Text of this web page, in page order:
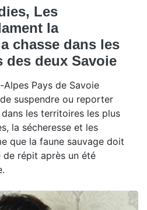
Les
la
chasse dans les
des deux Savoie
Pays de Savoie
suspendre ou reporter
les territoires les plus
la sécheresse et les
que la faune sauvage doit
de répit après un été